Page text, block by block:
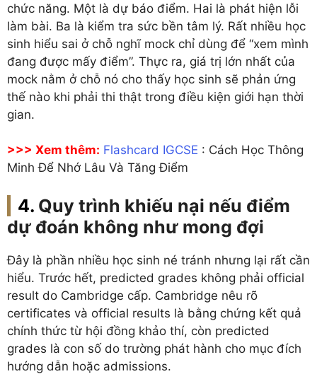
chức năng. Một là dự báo điểm. Hai là phát hiện lỗi
làm bài. Ba là kiểm tra sức bền tâm lý. Rất nhiều học
sinh hiểu sai ở chỗ nghĩ mock chỉ dùng để “xem mình
đang được mấy điểm”. Thực ra, giá trị lớn nhất của
mock nằm ở chỗ nó cho thấy học sinh sẽ phản ứng
thế nào khi phải thi thật trong điều kiện giới hạn thời
gian.
>>> Xem thêm: Flashcard IGCSE : Cách Học Thông
Minh Để Nhớ Lâu Và Tăng Điểm
Quy trình khiếu nại nếu điểm
dự đoán không như mong đợi
Đây là phần nhiều học sinh né tránh nhưng lại rất cần
hiểu. Trước hết, predicted grades không phải official
result do Cambridge cấp. Cambridge nêu rõ
certificates và official results là bằng chứng kết quả
chính thức từ hội đồng khảo thí, còn predicted
grades là con số do trường phát hành cho mục đích
hướng dẫn hoặc admissions.